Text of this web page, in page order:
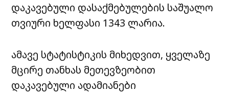
დაკავებული დასაქმებულების საშუალო
თვიური ხელფასი 1343 ლარია.
ამავე სტატისტიკის მიხედვით, ყველაზე
მცირე თანხას მეთევზეობით
დაკავებული ადამიანები